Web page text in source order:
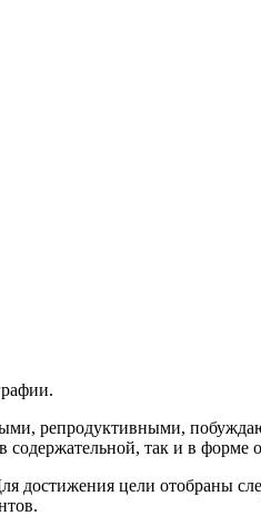
репродуктивными,
содержательной, так и в форме
достижения цели отобраны